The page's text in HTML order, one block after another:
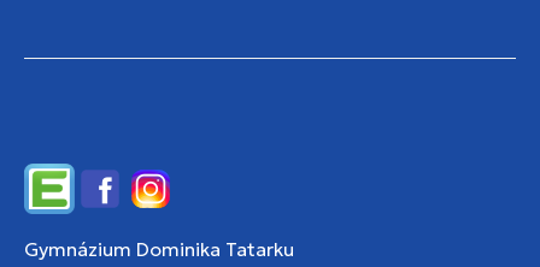
EdupageFacebookInstagram
Gymnázium Dominika Tatarku